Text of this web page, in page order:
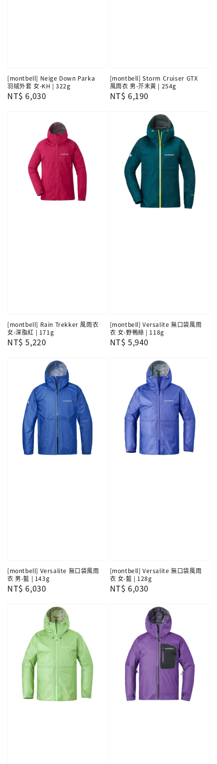
[montbell] Neige Down Parka
羽絨外套 女-KH | 322g
Regular
NT$ 6,030
[montbell] Storm Cruiser GTX
風雨衣 男-芥末黃 | 254g
Regular
NT$ 6,190
[montbell] Rain Trekker 風雨衣
女-深脂紅 | 171g
Regular
NT$ 5,220
[montbell] Versalite 無口袋風雨
衣 女-野鴨綠 | 118g
Regular
NT$ 5,940
[montbell] Versalite 無口袋風雨
衣 男-藍 | 143g
Regular
NT$ 6,030
[montbell] Versalite 無口袋風雨
衣 女-藍 | 128g
Regular
NT$ 6,030